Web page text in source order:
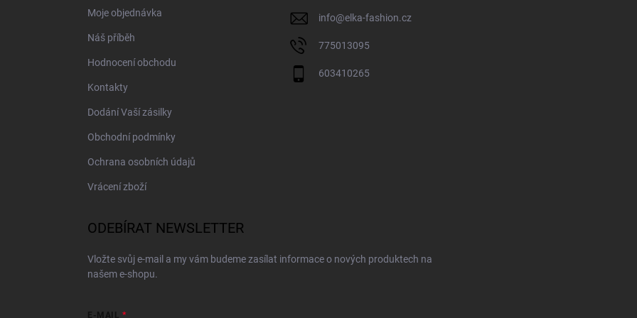
Moje objednávka
Náš příběh
Hodnocení obchodu
Kontakty
Dodání Vaší zásilky
Obchodní podmínky
Ochrana osobních údajů
Vrácení zboží
info@elka-fashion.cz
775013095
603410265
ODEBÍRAT NEWSLETTER
Vložte svůj e-mail a my vám budeme zasílat informace o nových produktech na
našem e-shopu.
E-MAIL